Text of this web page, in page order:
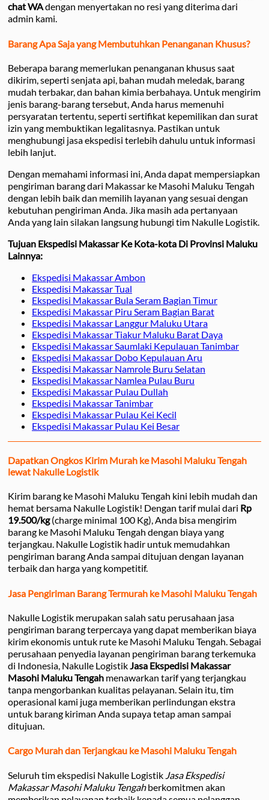
chat WAdengan menyertakan no resi yang diterima dari
admin kami.
Barang Apa Saja yang Membutuhkan Penanganan Khusus?
Beberapa barang memerlukan penanganan khusus saat
dikirim, seperti senjata api, bahan mudah meledak, barang
mudah terbakar, dan bahan kimia berbahaya. Untuk mengirim
jenis barang-barang tersebut, Anda harus memenuhi
persyaratan tertentu, seperti sertifikat kepemilikan dan surat
izin yang membuktikan legalitasnya. Pastikan untuk
menghubungi jasa ekspedisi terlebih dahulu untuk informasi
lebih lanjut.
Dengan memahami informasi ini, Anda dapat mempersiapkan
pengiriman barang dari Makassar ke Masohi Maluku Tengah
dengan lebih baik dan memilih layanan yang sesuai dengan
kebutuhan pengiriman Anda. Jika masih ada pertanyaan
Anda yang lain silakan langsung hubungi tim Nakulle Logistik.
Tujuan Ekspedisi Makassar Ke Kota-kota Di Provinsi Maluku
Lainnya:
Ekspedisi Makassar Ambon
Ekspedisi Makassar Tual
Ekspedisi Makassar Bula Seram Bagian Timur
Ekspedisi Makassar Piru Seram Bagian Barat
Ekspedisi Makassar Langgur Maluku Utara
Ekspedisi Makassar Tiakur Maluku Barat Daya
Ekspedisi Makassar Saumlaki Kepulauan Tanimbar
Ekspedisi Makassar Dobo Kepulauan Aru
Ekspedisi Makassar Namrole Buru Selatan
Ekspedisi Makassar Namlea Pulau Buru
Ekspedisi Makassar Pulau Dullah
Ekspedisi Makassar Tanimbar
Ekspedisi Makassar Pulau Kei Kecil
Ekspedisi Makassar Pulau Kei Besar
Dapatkan Ongkos Kirim Murah ke Masohi Maluku Tengah
lewat Nakulle Logistik
Kirim barang ke Masohi Maluku Tengah kini lebih mudah dan
hemat bersama Nakulle Logistik! Dengan tarif mulai dari Rp
19.500/kg(charge minimal 100 Kg), Anda bisa mengirim
barang ke Masohi Maluku Tengah dengan biaya yang
terjangkau. Nakulle Logistik hadir untuk memudahkan
pengiriman barang Anda sampai ditujuan dengan layanan
terbaik dan harga yang kompetitif.
Jasa Pengiriman Barang Termurah ke Masohi Maluku Tengah
Nakulle Logistik merupakan salah satu perusahaan jasa
pengiriman barang terpercaya yang dapat memberikan biaya
kirim ekonomis untuk rute ke Masohi Maluku Tengah. Sebagai
perusahaan penyedia layanan pengiriman barang terkemuka
di Indonesia, Nakulle LogistikJasa Ekspedisi Makassar
Masohi Maluku Tengah menawarkan tarif yang terjangkau
tanpa mengorbankan kualitas pelayanan. Selain itu, tim
operasional kami juga memberikan perlindungan ekstra
untuk barang kiriman Anda supaya tetap aman sampai
ditujuan.
Cargo Murah dan Terjangkau ke Masohi Maluku Tengah
Seluruh tim ekspedisi Nakulle Logistik Jasa Ekspedisi
Makassar Masohi Maluku Tengahberkomitmen akan